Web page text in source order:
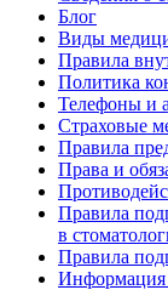
Блог
Виды
Правила
Политика
Телефоны и
Страховые
Правила
Права и
Правила
в
Правила
Информация